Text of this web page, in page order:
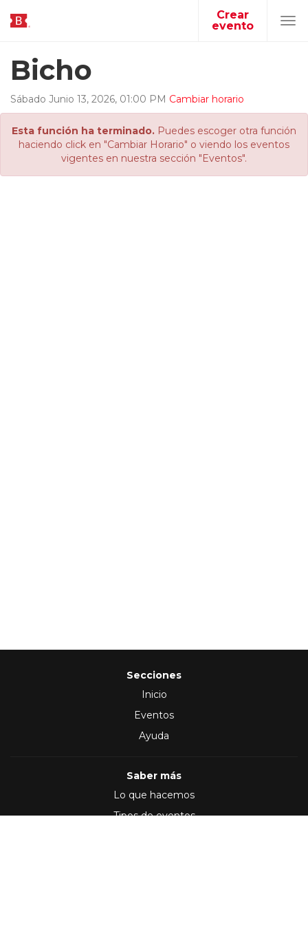
Crear
evento
Bicho
Sábado Junio 13, 2026, 01:00 PM Cambiar horario
Esta función ha terminado. Puedes escoger otra función
haciendo click en "Cambiar Horario" o viendo los eventos
vigentes en nuestra sección "Eventos".
Secciones
Inicio
Eventos
Ayuda
Saber más
Lo que hacemos
Tipos de eventos